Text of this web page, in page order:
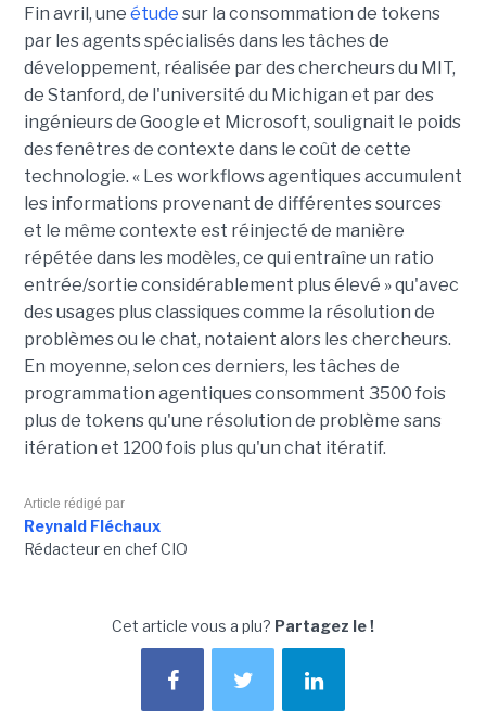
Fin avril, une étude sur la consommation de tokens
par les agents spécialisés dans les tâches de
développement, réalisée par des chercheurs du MIT,
de Stanford, de l'université du Michigan et par des
ingénieurs de Google et Microsoft, soulignait le poids
des fenêtres de contexte dans le coût de cette
technologie. « Les workflows agentiques accumulent
les informations provenant de différentes sources
et le même contexte est réinjecté de manière
répétée dans les modèles, ce qui entraîne un ratio
entrée/sortie considérablement plus élevé » qu'avec
des usages plus classiques comme la résolution de
problèmes ou le chat, notaient alors les chercheurs.
En moyenne, selon ces derniers, les tâches de
programmation agentiques consomment 3500 fois
plus de tokens qu'une résolution de problème sans
itération et 1200 fois plus qu'un chat itératif.
Article rédigé par
Reynald Fléchaux
Rédacteur en chef CIO
Cet article vous a plu? Partagez le !